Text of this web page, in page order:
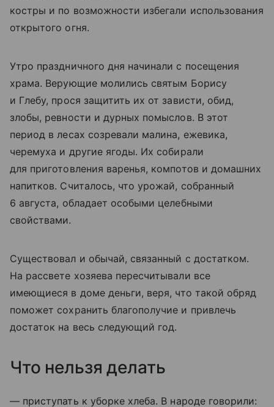
костры и по возможности избегали использования
открытого огня.
Утро праздничного дня начинали с посещения
храма. Верующие молились святым Борису
и Глебу, прося защитить их от зависти, обид,
злобы, ревности и дурных помыслов. В этот
период в лесах созревали малина, ежевика,
черемуха и другие ягоды. Их собирали
для приготовления варенья, компотов и домашних
напитков. Считалось, что урожай, собранный
6 августа, обладает особыми целебными
свойствами.
Существовал и обычай, связанный с достатком.
На рассвете хозяева пересчитывали все
имеющиеся в доме деньги, веря, что такой обряд
поможет сохранить благополучие и привлечь
достаток на весь следующий год.
Что нельзя делать
— приступать к уборке хлеба. В народе говорили: